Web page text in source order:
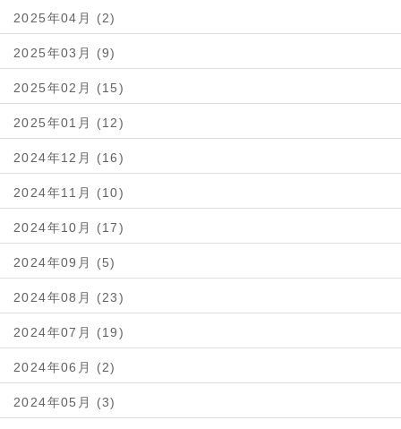
2025年04月 (2)
2025年03月 (9)
2025年02月 (15)
2025年01月 (12)
2024年12月 (16)
2024年11月 (10)
2024年10月 (17)
2024年09月 (5)
2024年08月 (23)
2024年07月 (19)
2024年06月 (2)
2024年05月 (3)